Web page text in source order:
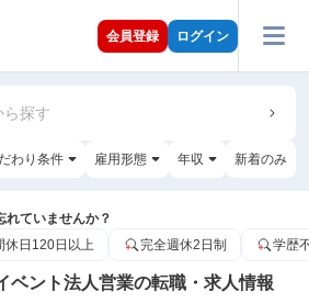
会員登録 ログイン
ら探す
わり条件 雇用形態 年収 新着のみ
れていませんか？
休日120日以上 完全週休2日制 学歴
ベント法人営業の転職・求人情報